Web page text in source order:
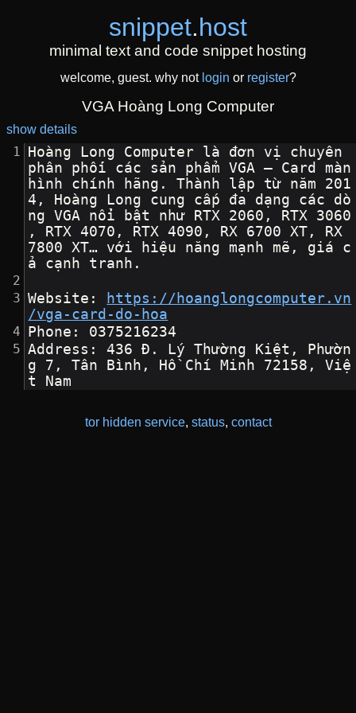
snippet.host
minimal text and code snippet hosting
welcome, guest. why not login or register?
VGA Hoàng Long Computer
show details
Hoàng Long Computer là đơn vị chuyên
phân phối các sản phẩm VGA – Card màn
hình chính hãng. Thành lập từ năm 201
4, Hoàng Long cung cấp đa dạng các dò
ng VGA nổi bật như RTX 2060, RTX 3060
, RTX 4070, RTX 4090, RX 6700 XT, RX
7800 XT… với hiệu năng mạnh mẽ, giá c
ả cạnh tranh.
Website:
https://hoanglongcomputer.vn
/vga-card-do-hoa
Phone: 0375216234
Address: 436 Đ. Lý Thường Kiệt, Phườn
g 7, Tân Bình, Hồ Chí Minh 72158, Việ
t Nam
tor hidden service, status, contact